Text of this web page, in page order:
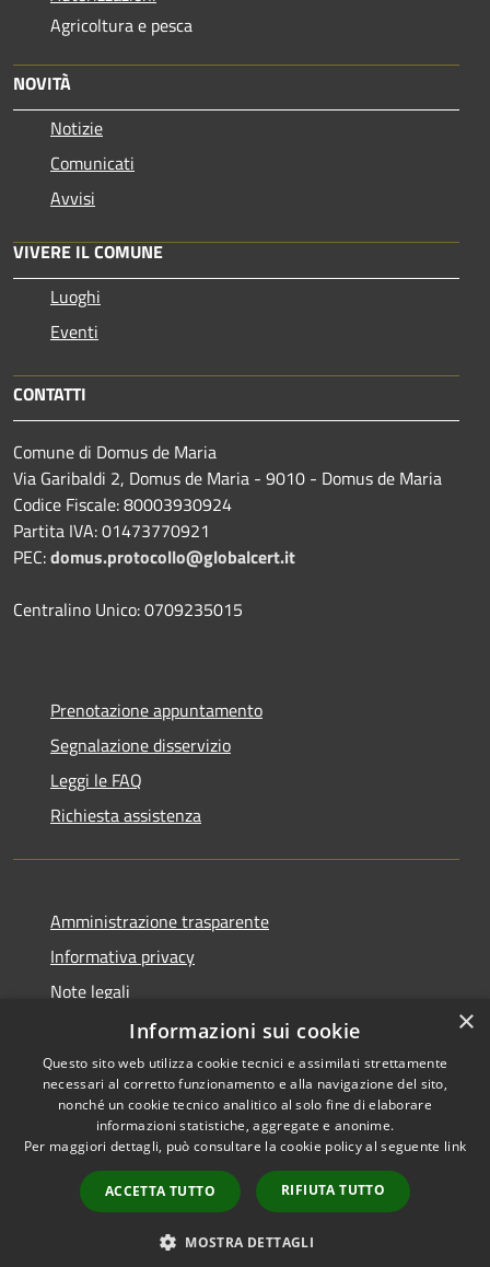
Agricoltura e pesca
NOVITÀ
Notizie
Comunicati
Avvisi
VIVERE IL COMUNE
Luoghi
Eventi
CONTATTI
Comune di Domus de Maria
Via Garibaldi 2, Domus de Maria - 9010 - Domus de Maria
Codice Fiscale: 80003930924
Partita IVA: 01473770921
PEC:domus.protocollo@globalcert.it
Centralino Unico: 0709235015
Prenotazione appuntamento
Segnalazione disservizio
Leggi le FAQ
Richiesta assistenza
Amministrazione trasparente
Informativa privacy
Note legali
Dichiarazione di accessibilità
RSS
Accessibilità
Copyright © 2026 • Comune di
Municipium•
Accesso
redazione
×
Informazioni sui cookie
Questo sito web utilizza cookie tecnici e assimilati strettamente
necessari al corretto funzionamento e alla navigazione del sito,
nonché un cookie tecnico analitico al solo fine di elaborare
informazioni statistiche, aggregate e anonime.
Per maggiori dettagli, può consultare la cookie policy al seguente link
ACCETTA TUTTO RIFIUTA TUTTO
MOSTRA DETTAGLI